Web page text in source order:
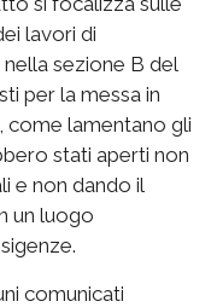
lavori di
sezione B del
per la messa in
come lamentano gli
stati aperti non
e non dando il
un luogo
comunicati